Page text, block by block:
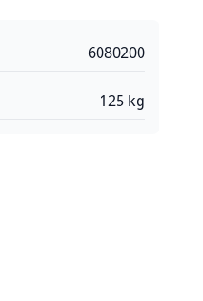
6080200
125 kg